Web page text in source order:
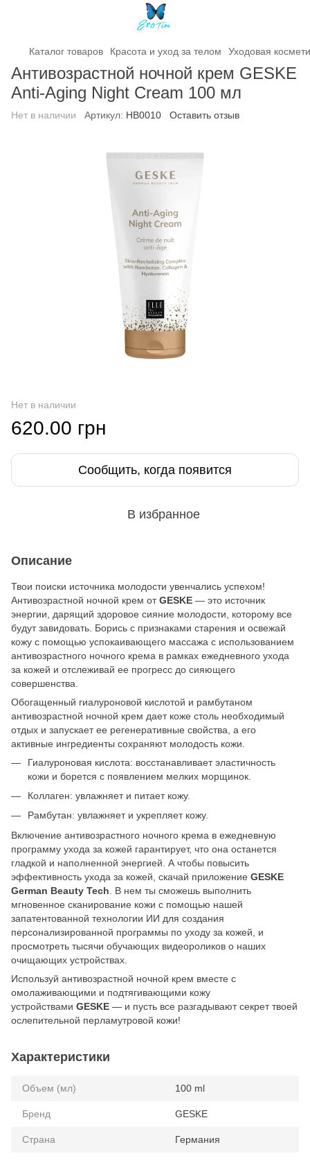
Каталог товаров Красота и уход за телом Уходовая
Антивозрастной ночной крем GESKE
Anti-Aging Night Cream 100 мл
Нет в наличии Артикул: HB0010 Оставить отзыв
Нет в наличии
620.00 грн
Сообщить, когда появится
В избранное
Описание
Твои поиски источника молодости увенчались успехом!
Антивозрастной ночной крем отGESKE — это источник
энергии, дарящий здоровое сияние молодости, которому все
будут завидовать. Борись с признаками старения и освежай
кожу с помощью успокаивающего массажа с использованием
антивозрастного ночного крема в рамках ежедневного ухода
за кожей и отслеживай ее прогресс до сияющего
совершенства.
Обогащенный гиалуроновой кислотой и рамбутаном
антивозрастной ночной крем дает коже столь необходимый
отдых и запускает ее регенеративные свойства, а его
активные ингредиенты сохраняют молодость кожи.
Гиалуроновая кислота: восстанавливает эластичность
кожи и борется с появлением мелких морщинок.
Коллаген: увлажняет и питает кожу.
Рамбутан: увлажняет и укрепляет кожу.
Включение антивозрастного ночного крема в ежедневную
программу ухода за кожей гарантирует, что она останется
гладкой и наполненной энергией. А чтобы повысить
эффективность ухода за кожей, скачай приложение GESKE
German Beauty Tech . В нем ты сможешь выполнить
мгновенное сканирование кожи с помощью нашей
запатентованной технологии ИИ для создания
персонализированной программы по уходу за кожей, и
просмотреть тысячи обучающих видеороликов о наших
очищающих устройствах.
Используй антивозрастной ночной крем вместе с
омолаживающими и подтягивающими кожу
устройствами GESKE — и пусть все разгадывают секрет твоей
ослепительной перламутровой кожи!
Характеристики
Объем (мл) 100 ml
Бренд GESKE
Страна Германия